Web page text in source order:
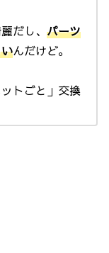
だし、 パーツ
んだけど。
トごと」交換